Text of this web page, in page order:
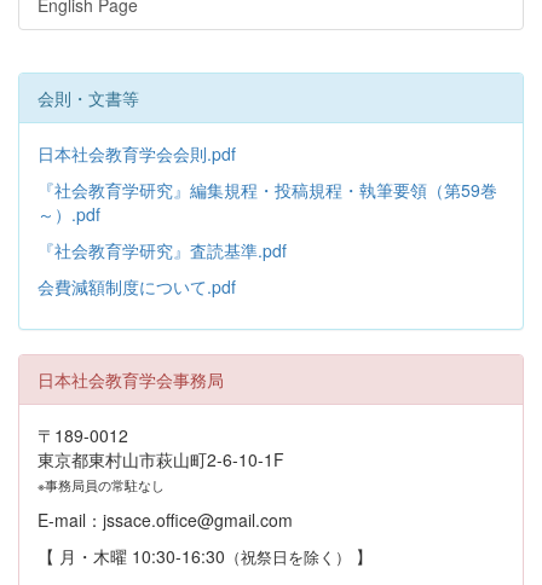
会則・文書等
日本社会教育学会会則.pdf
『社会教育学研究』編集規程・投稿規程・執筆要領（第59巻
～）.pdf
『社会教育学研究』査読基準.pdf
会費減額制度について.pdf
日本社会教育学会事務局
〒189-0012
東京都東村山市萩山町2-6-10-1F
※事務局員の常駐なし
E-mail：jssace.office@gmail.com
【 月・木曜 10:30-16:30 （祝祭日を除く） 】